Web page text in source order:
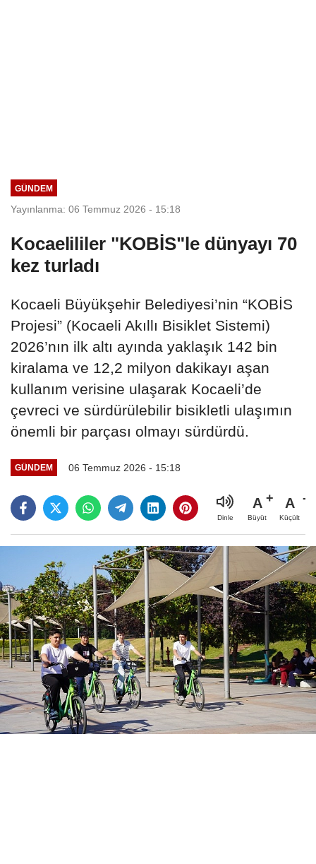
GÜNDEM
Yayınlanma: 06 Temmuz 2026 - 15:18
Kocaelililer "KOBİS"le dünyayı 70
kez turladı
Kocaeli Büyükşehir Belediyesi’nin “KOBİS
Projesi” (Kocaeli Akıllı Bisiklet Sistemi)
2026’nın ilk altı ayında yaklaşık 142 bin
kiralama ve 12,2 milyon dakikayı aşan
kullanım verisine ulaşarak Kocaeli’de
çevreci ve sürdürülebilir bisikletli ulaşımın
önemli bir parçası olmayı sürdürdü.
GÜNDEM 06 Temmuz 2026 - 15:18
Dinle
A
Büyüt
A
Küçült